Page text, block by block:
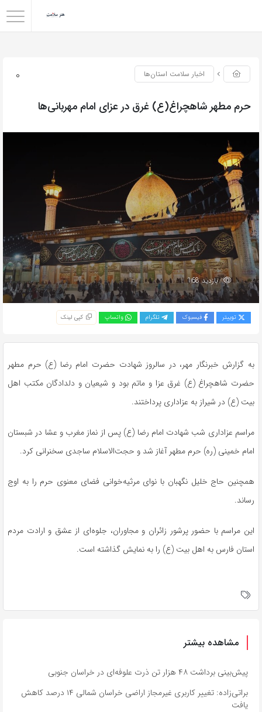
0 اخبار سلامت استان‌ها
حرم مطهر شاهچراغ(ع) غرق در عزای امام مهربانی‌ها
بازدید 168
توییتر فیسبوک تلگرام واتساپ کپی لینک
به گزارش خبرنگار مهر، در سالروز شهادت حضرت امام رضا (ع) حرم مطهر
حضرت شاهچراغ (ع) غرق عزا و ماتم بود و شیعیان و دلدادگان مکتب اهل
بیت (ع) در شیراز به عزاداری پرداختند.
مراسم عزاداری شب شهادت امام رضا (ع) پس از نماز مغرب و عشا در شبستان
امام خمینی (ره) حرم مطهر آغاز شد و حجت‌الاسلام ساجدی سخنرانی کرد.
همچنین حاج خلیل نگهبان با نوای مرثیه‌خوانی فضای معنوی حرم را به اوج
رساند.
این مراسم با حضور پرشور زائران و مجاوران، جلوه‌ای از عشق و ارادت مردم
استان فارس به اهل بیت (ع) را به نمایش گذاشته است.
مشاهده بیشتر
پیش‌بینی برداشت ۴۸ هزار تن ذرت علوفه‌ای در خراسان جنوبی
براتی‌زاده: تغییر کاربری غیرمجاز اراضی خراسان شمالی ۱۴ درصد کاهش
یافت